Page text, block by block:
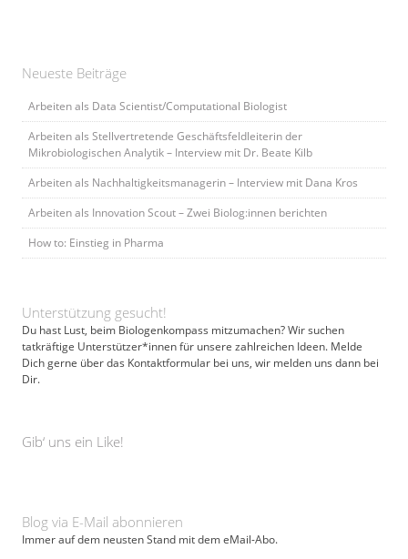
Neueste Beiträge
Arbeiten als Data Scientist/Computational Biologist
Arbeiten als Stellvertretende Geschäftsfeldleiterin der
Mikrobiologischen Analytik – Interview mit Dr. Beate Kilb
Arbeiten als Nachhaltigkeitsmanagerin – Interview mit Dana Kros
Arbeiten als Innovation Scout – Zwei Biolog:innen berichten
How to: Einstieg in Pharma
Unterstützung gesucht!
Du hast Lust, beim Biologenkompass mitzumachen? Wir suchen
tatkräftige Unterstützer*innen für unsere zahlreichen Ideen. Melde
Dich gerne über das Kontaktformular bei uns, wir melden uns dann bei
Dir.
Gib‘ uns ein Like!
Blog via E-Mail abonnieren
Immer auf dem neusten Stand mit dem eMail-Abo.